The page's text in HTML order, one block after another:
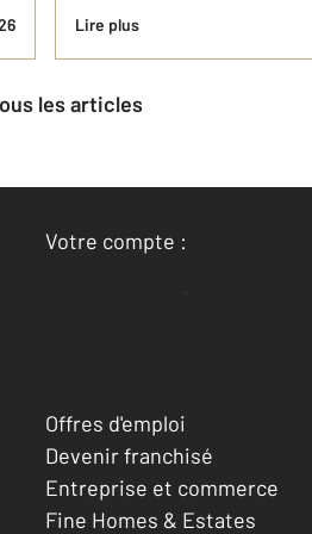
Lire plus
les articles
Votre compte :
Accéder à mon compte
Offres d'emploi
Devenir franchisé
Entreprise et commerce
Fine Homes & Estates